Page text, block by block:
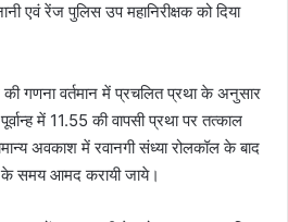
एवं रेंज पुलिस उप महानिरीक्षक को दिया
गणना वर्तमान में प्रचलित प्रथा के अनुसार
में 11.55 की वापसी प्रथा पर तत्काल
अवकाश में रवानगी संध्या रोलकॉल के बाद
के समय आमद करायी जाये।